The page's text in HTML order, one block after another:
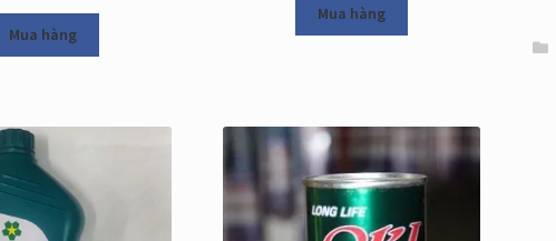
Mua hàng
Mua hàng